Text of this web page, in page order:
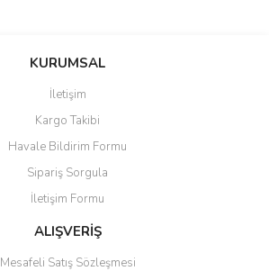
KURUMSAL
İletişim
Kargo Takibi
Havale Bildirim Formu
Sipariş Sorgula
İletişim Formu
ALIŞVERİŞ
Mesafeli Satış Sözleşmesi